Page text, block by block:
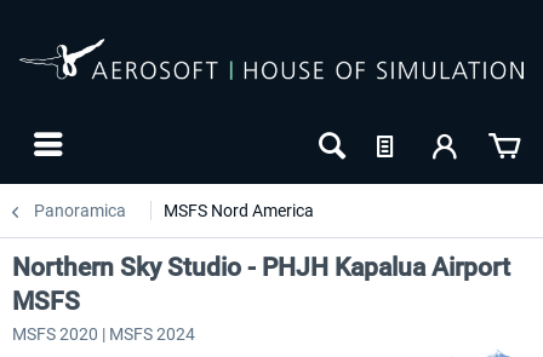
Panoramica MSFS Nord America
Northern Sky Studio - PHJH Kapalua Airport
MSFS
MSFS 2020 | MSFS 2024